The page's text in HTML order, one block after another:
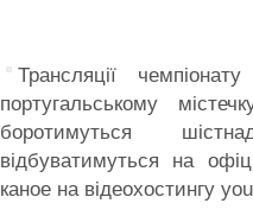
Трансляції
португальському
боротимуться
відбуватимуться на
каное на відеохостингу